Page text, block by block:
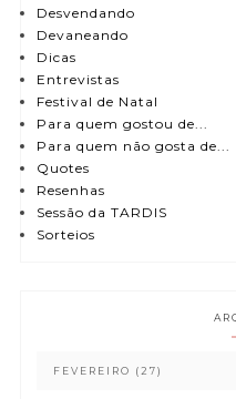
Desvendando
Devaneando
Dicas
Entrevistas
Festival de Natal
Para quem gostou de...
Para quem não gosta de...
Quotes
Resenhas
Sessão da TARDIS
Sorteios